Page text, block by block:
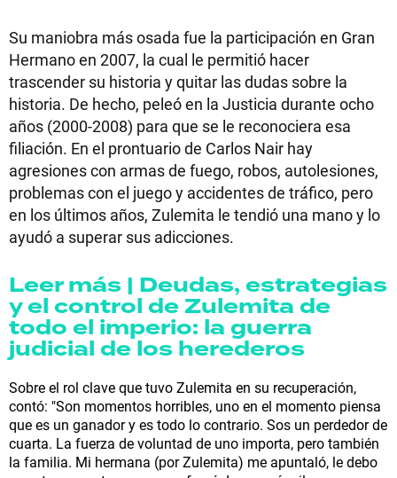
Su maniobra más osada fue la participación en Gran
Hermano en 2007, la cual le permitió hacer
trascender su historia y quitar las dudas sobre la
historia. De hecho, peleó en la Justicia durante ocho
años (2000-2008) para que se le reconociera esa
filiación. En el prontuario de Carlos Nair hay
agresiones con armas de fuego, robos, autolesiones,
problemas con el juego y accidentes de tráfico, pero
en los últimos años, Zulemita le tendió una mano y lo
ayudó a superar sus adicciones.
Leer más | Deudas, estrategias
y el control de Zulemita de
todo el imperio: la guerra
judicial de los herederos
Sobre el rol clave que tuvo Zulemita en su recuperación,
contó: "Son momentos horribles, uno en el momento piensa
que es un ganador y es todo lo contrario. Sos un perdedor de
cuarta. La fuerza de voluntad de uno importa, pero también
la familia. Mi hermana (por Zulemita) me apuntaló, le debo